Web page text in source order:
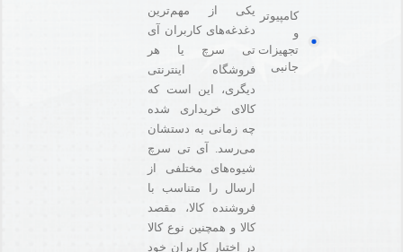
کامپیوتر
و
تجهیزات
جانبی
یکی از مهم‌ترین
دغدغه‌های کاربران آی
تی سرچ یا هر
فروشگاه‌ اینترنتی
دیگری، این است که
کالای خریداری شده
چه زمانی به دستشان
می‌رسد. آی تی سرچ
شیوه‌های مختلفی از
ارسال را متناسب با
فروشنده کالا،‌ مقصد
کالا و همچنین نوع کالا
در اختیار کاربران خود